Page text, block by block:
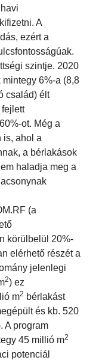
A
ezért a
szintje. 2020
6%-a (8,8
család) élt
fejlett
ot. Még a
is, ahol a
a bérlakások
haladja meg a
(a
körülbelül 20%-
elérhető részét a
jelenlegi
2) ez
m2 bérlakást
és kb. 520
A program
45 millió m2
potenciál